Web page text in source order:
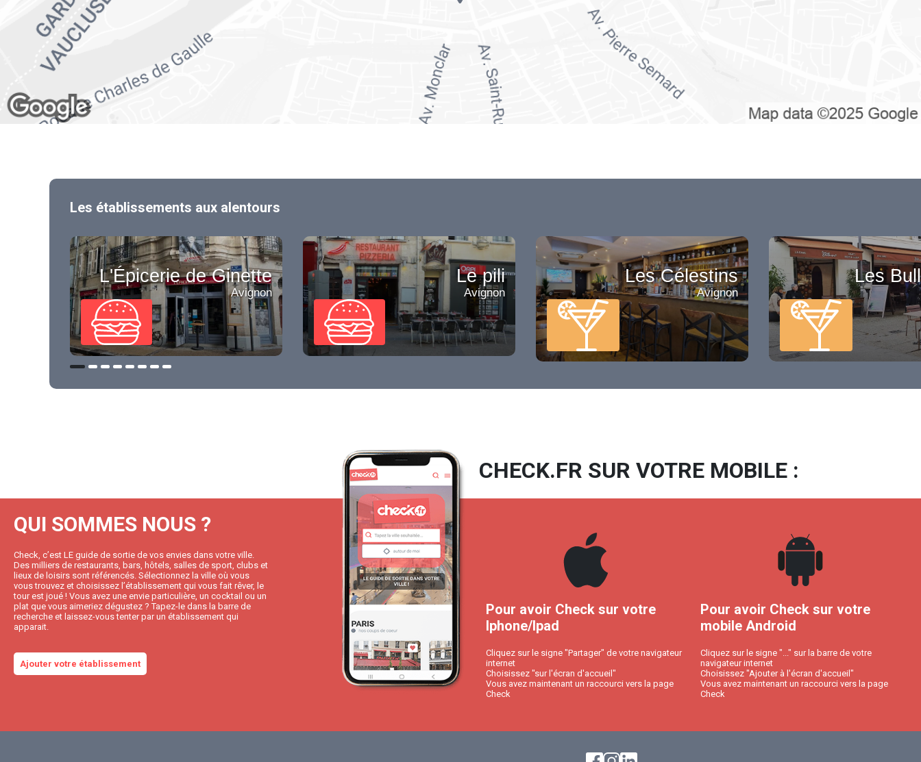
Les établissements aux alentours
L'Épicerie de Ginette
Avignon
Le pili
Avignon
Les Célestins
Avignon
Les
QUI SOMMES NOUS ?
Check, c’est LE guide de sortie de vos envies dans votre ville.
Des milliers de restaurants, bars, hôtels, salles de sport, clubs et
lieux de loisirs sont référencés. Sélectionnez la ville où vous
vous trouvez et choisissez l’établissement qui vous fait rêver, le
tour est joué ! Vous avez une envie particulière, un cocktail ou un
plat que vous aimeriez dégustez ? Tapez-le dans la barre de
recherche et laissez-vous tenter par un établissement qui
apparait.
Ajouter votre établissement
CHECK.FR SUR VOTRE MOBILE :
Pour avoir Check sur votre
Iphone/Ipad
Cliquez sur le signe "Partager" de votre navigateur
internet
Choisissez "sur l'écran d'accueil"
Vous avez maintenant un raccourci vers la page
Check
Pour avoir Check sur votre
mobile Android
Cliquez sur le signe "..." sur la barre de votre
navigateur internet
Choisissez "Ajouter à l'écran d'accueil"
Vous avez maintenant un raccourci vers la page
Check